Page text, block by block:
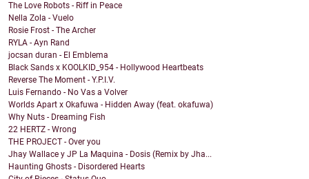
The Love Robots - Riff in Peace
Nella Zola - Vuelo
Rosie Frost - The Archer
RYLA - Ayn Rand
jocsan duran - El Emblema
Black Sands x KOOLKID_954 - Hollywood Heartbeats
Reverse The Moment - Y.P.I.V.
Luis Fernando - No Vas a Volver
Worlds Apart x Okafuwa - Hidden Away (feat. okafuwa)
Why Nuts - Dreaming Fish
22 HERTZ - Wrong
THE PROJECT - Over you
Jhay Wallace y JP La Maquina - Dosis (Remix by Jha...
Haunting Ghosts - Disordered Hearts